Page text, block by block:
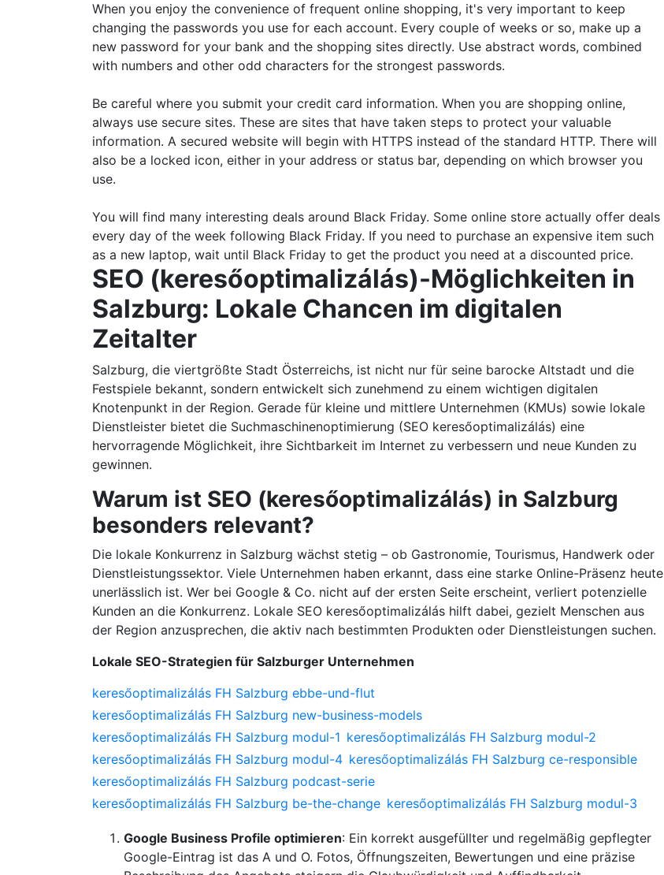
When you enjoy the convenience of frequent online shopping, it's very important to keep
changing the passwords you use for each account. Every couple of weeks or so, make up a
new password for your bank and the shopping sites directly. Use abstract words, combined
with numbers and other odd characters for the strongest passwords.
Be careful where you submit your credit card information. When you are shopping online,
always use secure sites. These are sites that have taken steps to protect your valuable
information. A secured website will begin with HTTPS instead of the standard HTTP. There will
also be a locked icon, either in your address or status bar, depending on which browser you
use.
You will find many interesting deals around Black Friday. Some online store actually offer deals
every day of the week following Black Friday. If you need to purchase an expensive item such
as a new laptop, wait until Black Friday to get the product you need at a discounted price.
SEO (keresőoptimalizálás)-Möglichkeiten in
Salzburg: Lokale Chancen im digitalen
Zeitalter
Salzburg, die viertgrößte Stadt Österreichs, ist nicht nur für seine barocke Altstadt und die
Festspiele bekannt, sondern entwickelt sich zunehmend zu einem wichtigen digitalen
Knotenpunkt in der Region. Gerade für kleine und mittlere Unternehmen (KMUs) sowie lokale
Dienstleister bietet die Suchmaschinenoptimierung (SEO keresőoptimalizálás) eine
hervorragende Möglichkeit, ihre Sichtbarkeit im Internet zu verbessern und neue Kunden zu
gewinnen.
Warum ist SEO (keresőoptimalizálás) in Salzburg
besonders relevant?
Die lokale Konkurrenz in Salzburg wächst stetig – ob Gastronomie, Tourismus, Handwerk oder
Dienstleistungssektor. Viele Unternehmen haben erkannt, dass eine starke Online-Präsenz heute
unerlässlich ist. Wer bei Google & Co. nicht auf der ersten Seite erscheint, verliert potenzielle
Kunden an die Konkurrenz. Lokale SEO keresőoptimalizálás hilft dabei, gezielt Menschen aus
der Region anzusprechen, die aktiv nach bestimmten Produkten oder Dienstleistungen suchen.
Lokale SEO-Strategien für Salzburger Unternehmen
keresőoptimalizálás FH Salzburg ebbe-und-flut
keresőoptimalizálás FH Salzburg new-business-models
keresőoptimalizálás FH Salzburg modul-1 keresőoptimalizálás FH Salzburg modul-2
keresőoptimalizálás FH Salzburg modul-4 keresőoptimalizálás FH Salzburg ce-responsible
keresőoptimalizálás FH Salzburg podcast-serie
keresőoptimalizálás FH Salzburg be-the-change keresőoptimalizálás FH Salzburg modul-3
Google Business Profile optimieren: Ein korrekt ausgefüllter und regelmäßig gepflegter
Google-Eintrag ist das A und O. Fotos, Öffnungszeiten, Bewertungen und eine präzise